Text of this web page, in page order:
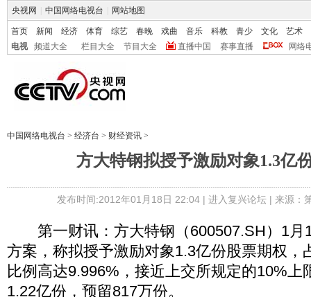
央视网 中国网络电视台 网站地图
首页 新闻 经济 体育 综艺 春晚 戏曲 音乐 科教 青少 文化
艺术
电视
频道大全 栏目大全 节目大全 直播中国 赛事直播 网络
中国网络电视台 > 经济台 > 财经资讯 >
方大特钢拟授予激励对象1.3亿
发布时间:2012年01月18日 22:04 | 进入复兴论坛| 来源：
第一财讯：方大特钢（600507.SH）1月
方案，称拟授予激励对象1.3亿份股票期权，
比例高达9.996%，接近上交所规定的10%上
1.22亿份，预留817万份。